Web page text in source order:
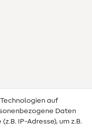
auf
Daten
IP-Adresse), um z.B.